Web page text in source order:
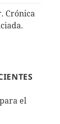
Crónica
el